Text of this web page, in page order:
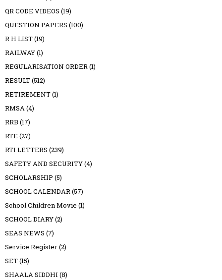
QR CODE VIDEOS (19)
QUESTION PAPERS (100)
R H LIST(19)
RAILWAY(1)
REGULARISATION ORDER(1)
RESULT(512)
RETIREMENT(1)
RMSA(4)
RRB (17)
RTE (27)
RTI LETTERS (239)
SAFETY AND SECURITY(4)
SCHOLARSHIP (5)
SCHOOL CALENDAR(57)
School Children Movie (1)
SCHOOL DIARY(2)
SEAS NEWS (7)
Service Register(2)
SET(15)
SHAALA SIDDHI (8)